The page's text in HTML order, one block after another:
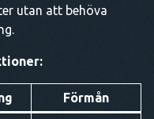
utan att behöva
Förmån